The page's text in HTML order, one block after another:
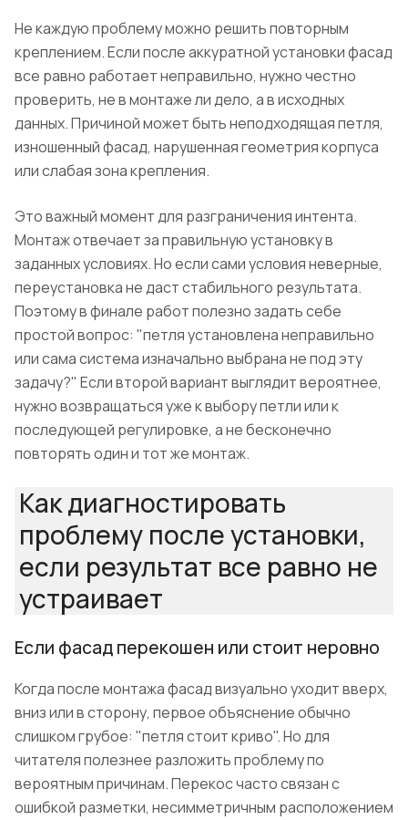
Не каждую проблему можно решить повторным
креплением. Если после аккуратной установки фасад
все равно работает неправильно, нужно честно
проверить, не в монтаже ли дело, а в исходных
данных. Причиной может быть неподходящая петля,
изношенный фасад, нарушенная геометрия корпуса
или слабая зона крепления.
Это важный момент для разграничения интента.
Монтаж отвечает за правильную установку в
заданных условиях. Но если сами условия неверные,
переустановка не даст стабильного результата.
Поэтому в финале работ полезно задать себе
простой вопрос: "петля установлена неправильно
или сама система изначально выбрана не под эту
задачу?" Если второй вариант выглядит вероятнее,
нужно возвращаться уже к выбору петли или к
последующей регулировке, а не бесконечно
повторять один и тот же монтаж.
Как диагностировать
проблему после установки,
если результат все равно не
устраивает
Если фасад перекошен или стоит неровно
Когда после монтажа фасад визуально уходит вверх,
вниз или в сторону, первое объяснение обычно
слишком грубое: "петля стоит криво". Но для
читателя полезнее разложить проблему по
вероятным причинам. Перекос часто связан с
ошибкой разметки, несимметричным расположением